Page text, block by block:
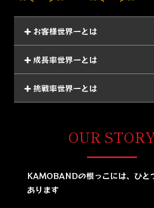
お客様世界一とは
成長率世界一とは
挑戦率世界一とは
OUR
KAMOBANDの根っこには、ひと
あります